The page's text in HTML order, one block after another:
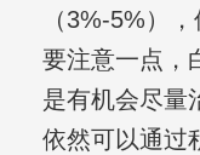
（3%-5%）
要注意一点，
是有机会尽量
依然可以通过